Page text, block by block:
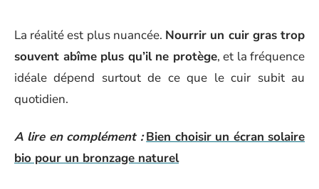
La réalité est plus nuancée. Nourrir un cuir gras trop
souvent abîme plus qu’il ne protège, et la fréquence
idéale dépend surtout de ce que le cuir subit au
quotidien.
A lire en complément : Bien choisir un écran solaire
bio pour un bronzage naturel